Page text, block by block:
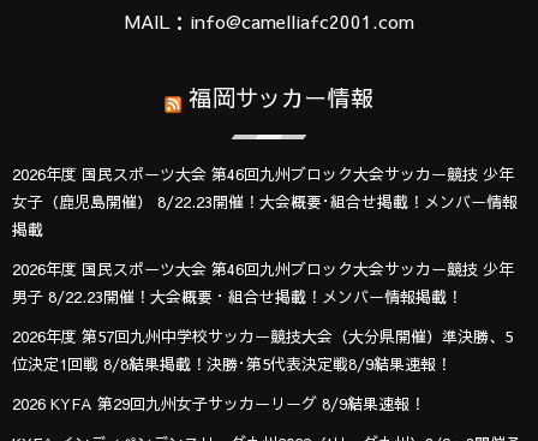
MAIL：info@camelliafc2001.com
福岡サッカー情報
2026年度 国民スポーツ大会 第46回九州ブロック大会サッカー競技 少年
女子（鹿児島開催） 8/22.23開催！大会概要･組合せ掲載！メンバー情報
掲載
2026年度 国民スポーツ大会 第46回九州ブロック大会サッカー競技 少年
男子 8/22.23開催！大会概要・組合せ掲載！メンバー情報掲載！
2026年度 第57回九州中学校サッカー競技大会（大分県開催）準決勝、5
位決定1回戦 8/8結果掲載！決勝･第5代表決定戦8/9結果速報！
2026 KYFA 第29回九州女子サッカーリーグ 8/9結果速報！